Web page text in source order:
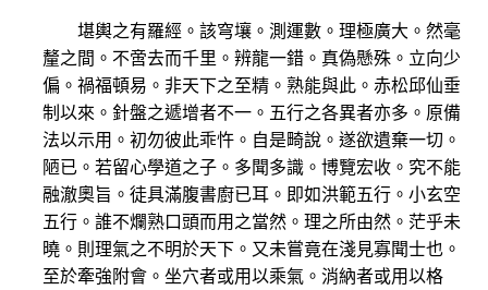
堪輿之有羅經。該穹壤。測運數。理極廣大。然毫
釐之間。不啻去而千里。辨龍一錯。真偽懸殊。立向少
偏。禍福頓易。非天下之至精。熟能與此。赤松邱仙垂
制以來。針盤之遞增者不一。五行之各異者亦多。原備
法以示用。初勿彼此乖忤。自是畸說。遂欲遺棄一切。
陋已。若留心學道之子。多聞多識。博覽宏收。究不能
融澈奧旨。徒具滿腹書廚已耳。即如洪範五行。小玄空
五行。誰不爛熟口頭而用之當然。理之所由然。茫乎未
曉。則理氣之不明於天下。又未嘗竟在淺見寡聞士也。
至於牽強附會。坐穴者或用以乘氣。消納者或用以格